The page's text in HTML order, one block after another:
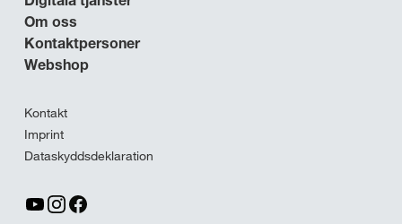
Om oss
Kontaktpersoner
Webshop
Kontakt
Imprint
Dataskyddsdeklaration